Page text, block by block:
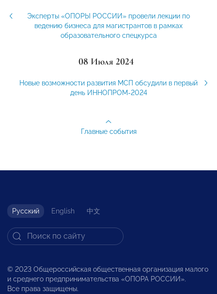
Эксперты «ОПОРЫ РОССИИ» провели лекции по
ведению бизнеса для магистрантов в рамках
образовательного спецкурса
08 Июля 2024
Новые возможности развития МСП обсудили в первый
день ИННОПРОМ-2024
Главные события
Русский English 中文
© 2023 Общероссийская общественная организация малого
и среднего предпринимательства «ОПОРА РОССИИ».
Все права защищены.